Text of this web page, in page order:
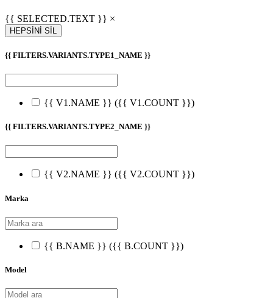
{{ SELECTED.TEXT }} ×
HEPSİNİ SİL
{{ FILTERS.VARIANTS.TYPE1_NAME }}
{{ V1.NAME }} ({{ V1.COUNT }})
{{ FILTERS.VARIANTS.TYPE2_NAME }}
{{ V2.NAME }} ({{ V2.COUNT }})
Marka
{{ B.NAME }} ({{ B.COUNT }})
Model